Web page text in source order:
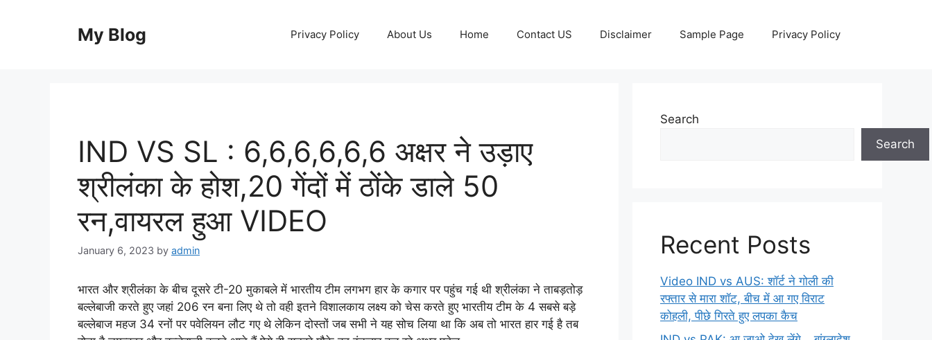
My Blog Privacy Policy About Us Home Contact US Disclaimer Sample Page Privacy Policy
IND VS SL : 6,6,6,6,6,6 अक्षर ने उड़ाए
श्रीलंका के होश,20 गेंदों में ठोंके डाले 50
रन,वायरल हुआ VIDEO
January 6, 2023 by admin
भारत और श्रीलंका के बीच दूसरे टी-20 मुकाबले में भारतीय टीम लगभग हार के कगार पर पहुंच गई थी श्रीलंका ने ताबड़तोड़
बल्लेबाजी करते हुए जहां 206 रन बना लिए थे तो वही इतने विशालकाय लक्ष्य को चेस करते हुए भारतीय टीम के 4 सबसे बड़े
बल्लेबाज महज 34 रनों पर पवेलियन लौट गए थे लेकिन दोस्तों जब सभी ने यह सोच लिया था कि अब तो भारत हार गई है तब
Search
Search
Recent Posts
Video IND vs AUS: शॉर्ट ने गोली की
रफ्तार से मारा शॉट, बीच में आ गए विराट
कोहली, पीछे गिरते हुए लपका कैच